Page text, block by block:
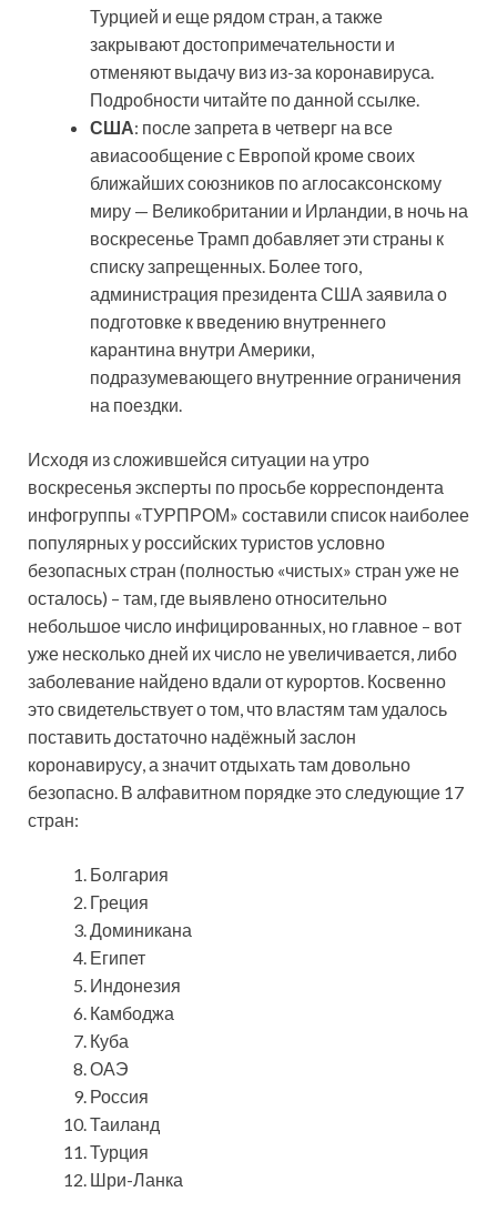
Турцией и еще рядом стран, а также
закрывают достопримечательности и
отменяют выдачу виз из-за коронавируса.
Подробности читайте по данной ссылке.
США: после запрета в четверг на все
авиасообщение с Европой кроме своих
ближайших союзников по аглосаксонскому
миру — Великобритании и Ирландии, в ночь на
воскресенье Трамп добавляет эти страны к
списку запрещенных. Более того,
администрация президента США заявила о
подготовке к введению внутреннего
карантина внутри Америки,
подразумевающего внутренние ограничения
на поездки.
Исходя из сложившейся ситуации на утро
воскресенья эксперты по просьбе корреспондента
инфогруппы «ТУРПРОМ» составили список наиболее
популярных у российских туристов условно
безопасных стран (полностью «чистых» стран уже не
осталось) – там, где выявлено относительно
небольшое число инфицированных, но главное – вот
уже несколько дней их число не увеличивается, либо
заболевание найдено вдали от курортов. Косвенно
это свидетельствует о том, что властям там удалось
поставить достаточно надёжный заслон
коронавирусу, а значит отдыхать там довольно
безопасно. В алфавитном порядке это следующие 17
стран:
Болгария
Греция
Доминикана
Египет
Индонезия
Камбоджа
Куба
ОАЭ
Россия
Таиланд
Турция
Шри-Ланка